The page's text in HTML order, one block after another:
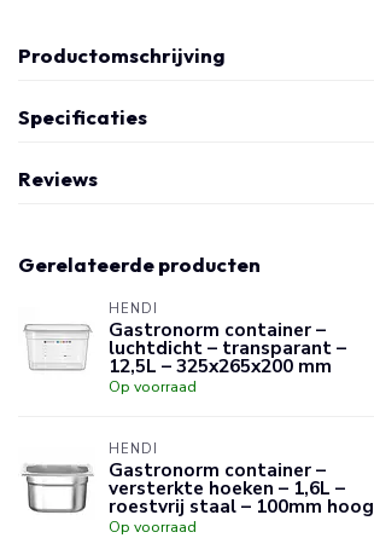
Productomschrijving
Specificaties
Reviews
Gerelateerde producten
HENDI
Gastronorm container –
luchtdicht – transparant –
12,5L – 325x265x200 mm
Op voorraad
HENDI
Gastronorm container –
versterkte hoeken – 1,6L –
roestvrij staal – 100mm hoog
Op voorraad